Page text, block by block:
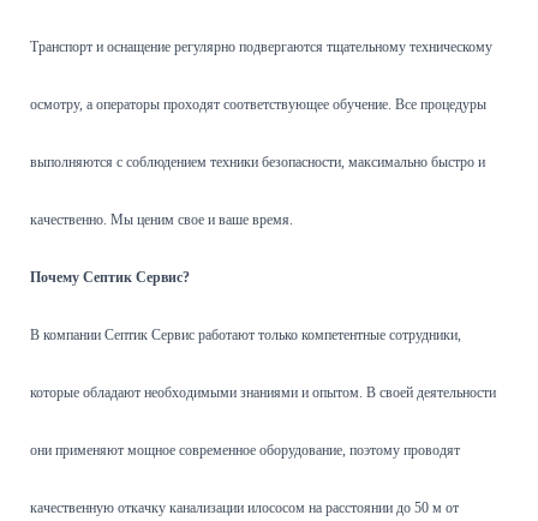
Транспорт и оснащение регулярно подвергаются тщательному техническому
осмотру, а операторы проходят соответствующее обучение. Все процедуры
выполняются с соблюдением техники безопасности, максимально быстро и
качественно. Мы ценим свое и ваше время.
Почему Септик Сервис?
В компании Септик Сервис работают только компетентные сотрудники,
которые обладают необходимыми знаниями и опытом. В своей деятельности
они применяют мощное современное оборудование, поэтому проводят
качественную откачку канализации илососом на расстоянии до 50 м от